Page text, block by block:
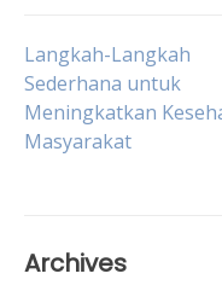
Post
Langkah-Langkah
Sederhana untuk
Meningkatkan
Masyarakat
Archives